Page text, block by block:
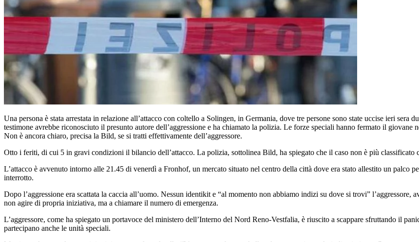
Una persona è stata arrestata in relazione all’attacco con coltello a Solingen, in Germania, dove tre persone sono state uccise ieri sera
testimone avrebbe riconosciuto il presunto autore dell’aggressione e ha chiamato la polizia. Le forze speciali hanno fermato il giovane
Non è ancora chiaro, precisa la Bild, se si tratti effettivamente dell’aggressore.
Otto i feriti, di cui 5 in gravi condizioni il bilancio dell’attacco. La polizia, sottolinea Bild, ha spiegato che il caso non è più classificato
L’attacco è avvenuto intorno alle 21.45 di venerdì a Fronhof, un mercato situato nel centro della città dove era stato allestito un palco
interrotto.
Dopo l’aggressione era scattata la caccia all’uomo. Nessun identikit e “al momento non abbiamo indizi su dove si trovi”
non agire di propria iniziativa, ma a chiamare il numero di emergenza.
L’aggressore, come ha spiegato un portavoce del ministero dell’Interno del Nord Reno-Vestfalia, è riuscito a scappare sfruttando il
partecipano anche le unità speciali.